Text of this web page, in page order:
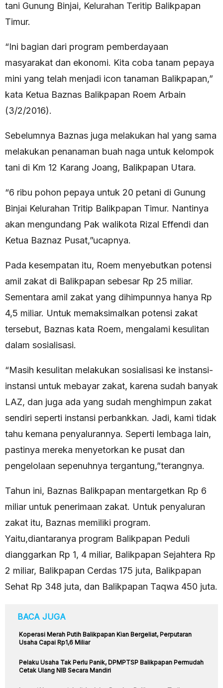
tani Gunung Binjai, Kelurahan Teritip Balikpapan
Timur.
“Ini bagian dari program pemberdayaan
masyarakat dan ekonomi. Kita coba tanam pepaya
mini yang telah menjadi icon tanaman Balikpapan,”
kata Ketua Baznas Balikpapan Roem Arbain
(3/2/2016).
Sebelumnya Baznas juga melakukan hal yang sama
melakukan penanaman buah naga untuk kelompok
tani di Km 12 Karang Joang, Balikpapan Utara.
“6 ribu pohon pepaya untuk 20 petani di Gunung
Binjai Kelurahan Tritip Balikpapan Timur. Nantinya
akan mengundang Pak walikota Rizal Effendi dan
Ketua Baznaz Pusat,”ucapnya.
Pada kesempatan itu, Roem menyebutkan potensi
amil zakat di Balikpapan sebesar Rp 25 miliar.
Sementara amil zakat yang dihimpunnya hanya Rp
4,5 miliar. Untuk memaksimalkan potensi zakat
tersebut, Baznas kata Roem, mengalami kesulitan
dalam sosialisasi.
“Masih kesulitan melakukan sosialisasi ke instansi-
instansi untuk mebayar zakat, karena sudah banyak
LAZ, dan juga ada yang sudah menghimpun zakat
sendiri seperti instansi perbankkan. Jadi, kami tidak
tahu kemana penyalurannya. Seperti lembaga lain,
pastinya mereka menyetorkan ke pusat dan
pengelolaan sepenuhnya tergantung,”terangnya.
Tahun ini, Baznas Balikpapan mentargetkan Rp 6
miliar untuk penerimaan zakat. Untuk penyaluran
zakat itu, Baznas memiliki program.
Yaitu,diantaranya program Balikpapan Peduli
dianggarkan Rp 1, 4 miliar, Balikpapan Sejahtera Rp
2 miliar, Balikpapan Cerdas 175 juta, Balikpapan
Sehat Rp 348 juta, dan Balikpapan Taqwa 450 juta.
BACA JUGA
Koperasi Merah Putih Balikpapan Kian Bergeliat, Perputaran
Usaha Capai Rp1,6 Miliar
Pelaku Usaha Tak Perlu Panik, DPMPTSP Balikpapan Permudah
Cetak Ulang NIB Secara Mandiri